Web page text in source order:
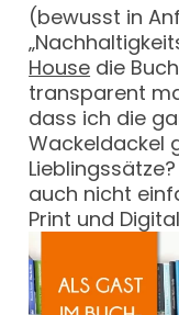
(bewusst in
House die
transparent
dass ich die
Wackeldackel
auch nicht
Print und